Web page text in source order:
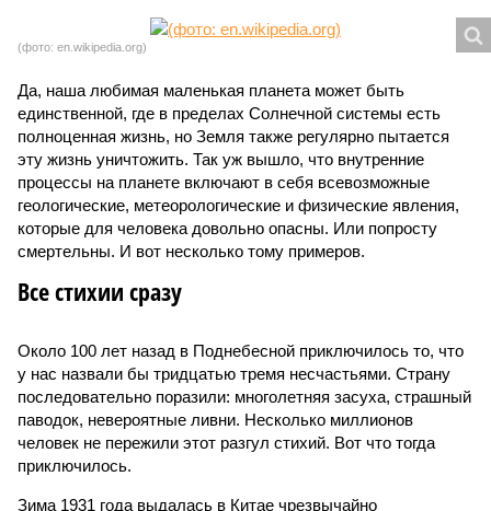
(фото: en.wikipedia.org)
Да, наша любимая маленькая планета может быть
единственной, где в пределах Солнечной системы есть
полноценная жизнь, но Земля также регулярно пытается
эту жизнь уничтожить. Так уж вышло, что внутренние
процессы на планете включают в себя всевозможные
геологические, метеорологические и физические явления,
которые для человека довольно опасны. Или попросту
смертельны. И вот несколько тому примеров.
Все стихии сразу
Около 100 лет назад в Поднебесной приключилось то, что
у нас назвали бы тридцатью тремя несчастьями. Страну
последовательно поразили: многолетняя засуха, страшный
паводок, невероятные ливни. Несколько миллионов
человек не пережили этот разгул стихий. Вот что тогда
приключилось.
Зима 1931 года выдалась в Китае чрезвычайно